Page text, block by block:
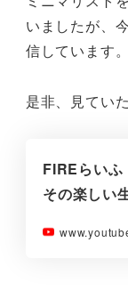
いましたが、
信しています。
是非、見てい
FIREらい
その楽しい